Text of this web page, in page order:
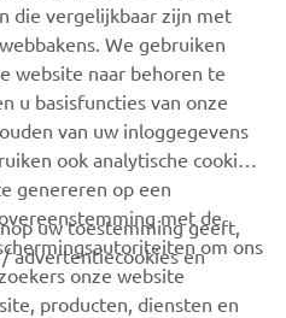
die vergelijkbaar zijn met
We gebruiken
website naar behoren te
u basisfuncties van onze
van uw inloggegevens
ook analytische cookies
genereren op een
met de
om ons
onze website
producten, diensten en
uw toestemming geeft,
advertentiecookies en